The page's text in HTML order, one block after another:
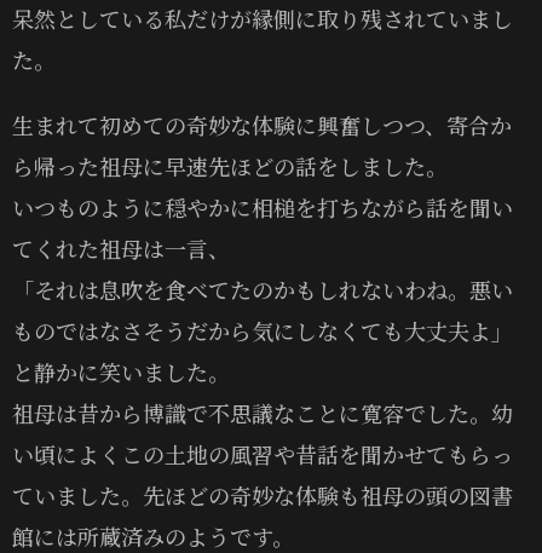
呆然としている私だけが縁側に取り残されていまし
た。
生まれて初めての奇妙な体験に興奮しつつ、寄合か
ら帰った祖母に早速先ほどの話をしました。
いつものように穏やかに相槌を打ちながら話を聞い
てくれた祖母は一言、
「それは息吹を食べてたのかもしれないわね。悪い
ものではなさそうだから気にしなくても大丈夫よ」
と静かに笑いました。
祖母は昔から博識で不思議なことに寛容でした。幼
い頃によくこの土地の風習や昔話を聞かせてもらっ
ていました。先ほどの奇妙な体験も祖母の頭の図書
館には所蔵済みのようです。